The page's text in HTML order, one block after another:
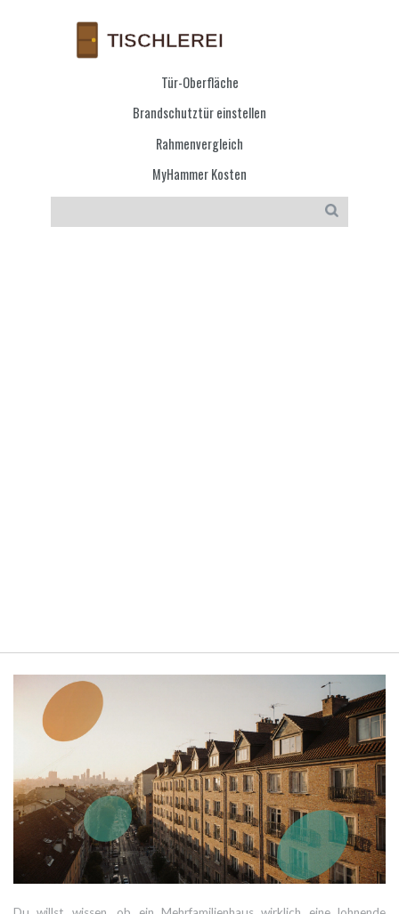
Tür-Oberfläche
Brandschutztür einstellen
Rahmenvergleich
MyHammer Kosten